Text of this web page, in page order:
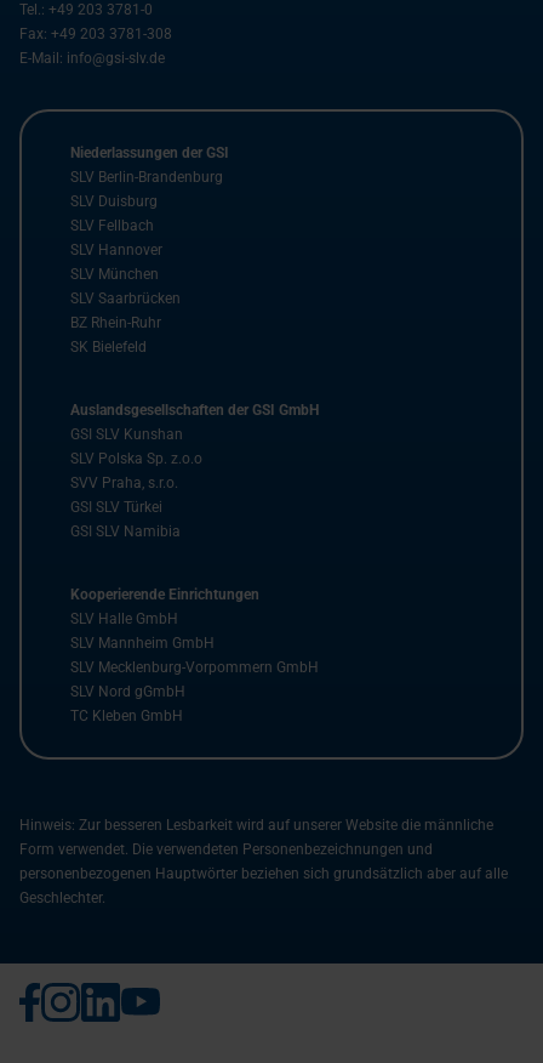
Tel.: +49 203 3781-0
Fax: +49 203 3781-308
E-Mail: info@gsi-slv.de
Niederlassungen der GSI
SLV Berlin-Brandenburg
SLV Duisburg
SLV Fellbach
SLV Hannover
SLV München
SLV Saarbrücken
BZ Rhein-Ruhr
SK Bielefeld
Auslandsgesellschaften der GSI GmbH
GSI SLV Kunshan
SLV Polska Sp. z.o.o
SVV Praha, s.r.o.
GSI SLV Türkei
GSI SLV Namibia
Kooperierende Einrichtungen
SLV Halle GmbH
SLV Mannheim GmbH
SLV Mecklenburg-Vorpommern GmbH
SLV Nord gGmbH
TC Kleben GmbH
Hinweis: Zur besseren Lesbarkeit wird auf unserer Website die männliche
Form verwendet. Die verwendeten Personenbezeichnungen und
personenbezogenen Hauptwörter beziehen sich grundsätzlich aber auf alle
Geschlechter.